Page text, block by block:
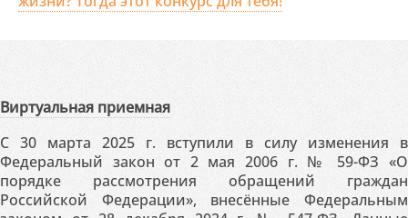
Виртуальная приемная
С 30 марта 2025 г. вступили в силу изменения в
Федеральный закон от 2 мая 2006 г. № 59-ФЗ «О
порядке рассмотрения обращений граждан
Российской Федерации», внесённые Федеральным